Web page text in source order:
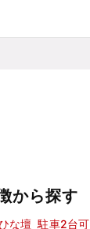
から探す
な壇 駐車2台可